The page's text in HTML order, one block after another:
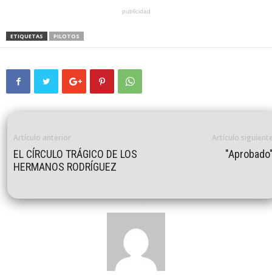
publicidad
ETIQUETAS PILOTOS
Artículo anterior
EL CÍRCULO TRÁGICO DE LOS
HERMANOS RODRÍGUEZ
Artículo